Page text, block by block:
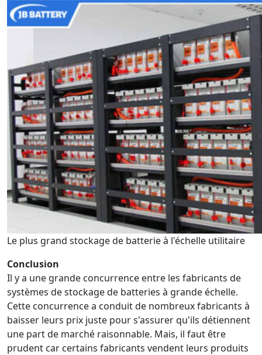
Le plus grand stockage de batterie à l'échelle utilitaire
Conclusion
Il y a une grande concurrence entre les fabricants de
systèmes de stockage de batteries à grande échelle.
Cette concurrence a conduit de nombreux fabricants à
baisser leurs prix juste pour s'assurer qu'ils détiennent
une part de marché raisonnable. Mais, il faut être
prudent car certains fabricants vendent leurs produits